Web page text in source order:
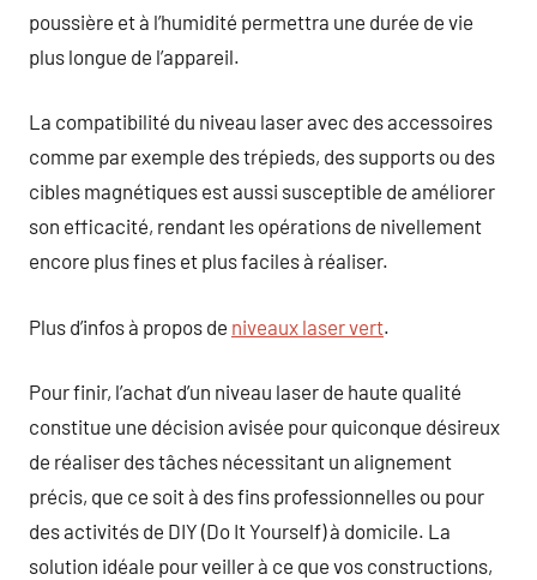
poussière et à l’humidité permettra une durée de vie
plus longue de l’appareil.
La compatibilité du niveau laser avec des accessoires
comme par exemple des trépieds, des supports ou des
cibles magnétiques est aussi susceptible de améliorer
son efficacité, rendant les opérations de nivellement
encore plus fines et plus faciles à réaliser.
Plus d’infos à propos de niveaux laser vert.
Pour finir, l’achat d’un niveau laser de haute qualité
constitue une décision avisée pour quiconque désireux
de réaliser des tâches nécessitant un alignement
précis, que ce soit à des fins professionnelles ou pour
des activités de DIY (Do It Yourself) à domicile. La
solution idéale pour veiller à ce que vos constructions,